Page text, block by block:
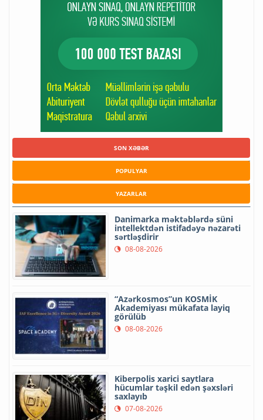
SON XƏBƏR
POPULYAR
YAZARLAR
Danimarka məktəblərdə süni
intellektdən istifadəyə nəzarəti
sərtləşdirir
08-08-2026
“Azərkosmos”un KOSMİK
Akademiyası mükafata layiq
görülüb
08-08-2026
Kiberpolis xarici saytlara
hücumlar təşkil edən şəxsləri
saxlayıb
07-08-2026